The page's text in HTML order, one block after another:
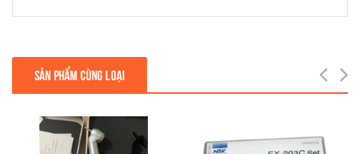
SẢN PHẨM CÙNG LOẠI next